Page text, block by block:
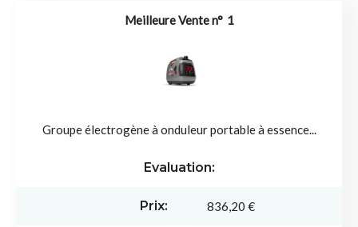
1
Groupe électrogène à onduleur portable à essence...
836,20 €